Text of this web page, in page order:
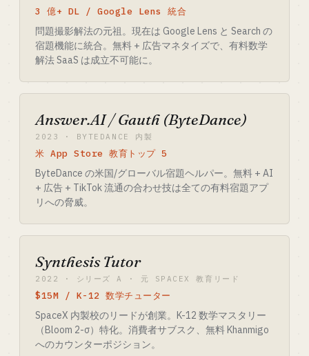
3 億+ DL / Google Lens 統合
問題撮影解法の元祖。現在は Google Lens と Search の
宿題機能に統合。無料 + 広告マネタイズで、有料数学
解法 SaaS は成立不可能に。
Answer.AI / Gauth (ByteDance)
2023 · BYTEDANCE 内製
米 App Store 教育トップ 5
ByteDance の米国/グローバル宿題ヘルパー。無料 + AI
+ 広告 + TikTok 流通の合わせ技は全ての有料宿題アプ
リへの脅威。
Synthesis Tutor
2022 · シリーズ A · 元 SPACEX 教育リード
$15M / K-12 数学チューター
SpaceX 内製校のリードが創業。K-12 数学マスタリー
（Bloom 2-σ）特化。消費者サブスク、無料 Khanmigo
へのカウンターポジション。